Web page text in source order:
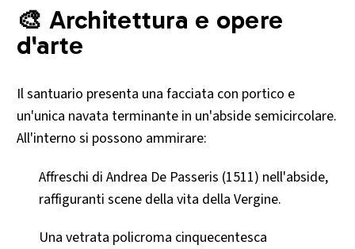
🎨 Architettura e opere
d'arte
Il santuario presenta una facciata con portico e
un'unica navata terminante in un'abside semicircolare.
All'interno si possono ammirare:​
Affreschi di Andrea De Passeris (1511) nell'abside,
raffiguranti scene della vita della Vergine.​
Una vetrata policroma cinquecentesca